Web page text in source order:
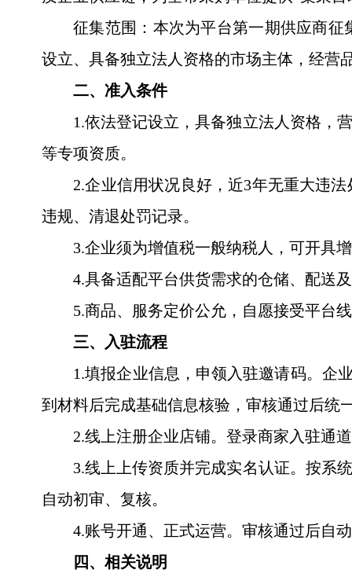
征集范围：本次为平台第一期供应商
设立、具备独立法人资格的市场主体，经营
二、准入条件
1.依法登记设立，具备独立法人资格，
等专项资质。
2.企业信用状况良好，近3年无重大违
违规、清退处罚记录。
3.企业须为增值税一般纳税人，可开具
4.具备适配平台供货需求的仓储、配送
5.商品、服务定价公允，自愿接受平台
三、入驻流程
1.填报企业信息，申领入驻邀请码。企
到材料后完成基础信息核验，审核通过后统
2.线上注册企业店铺。登录商家入驻通
3.线上上传资质并完成实名认证。按系
自动初审、复核。
4.账号开通、正式运营。审核通过后自
四、相关说明